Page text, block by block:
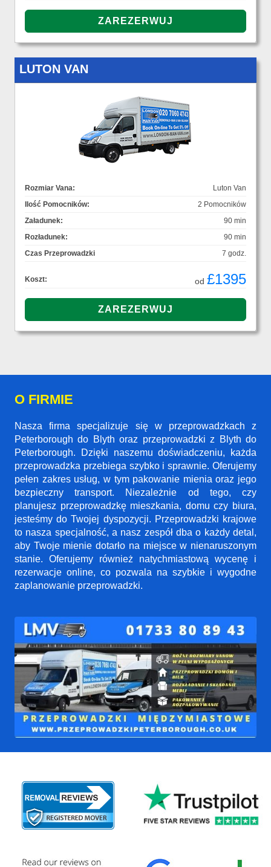
LUTON VAN
Rozmiar Vana:
Luton Van
Ilość Pomocników:
2 Pomocników
Załadunek:
90 min
Rozładunek:
90 min
Czas Przeprowadzki
7 godz.
Koszt: od £1395
O FIRMIE
Nasza firma specjalizuje się w przeprowadzkach z
Peterborough do Blyth oraz przeprowadzki z Blyth do
Peterborough. Dzięki naszemu doświadczeniu, każda
przeprowadzka przebiega szybko i sprawnie. Oferujemy
pełen zakres usług, w tym pakowanie mienia oraz jego
bezpieczny transport. Niezależnie od tego, czy
planujesz przeprowadzkę mieszkania, domu czy biura,
jesteśmy do Twojej dyspozycji. Przeprowadzki krajowe
to nasza specjalność, a nasz zespół dba o każdy detal,
aby Twoje mienie dotarło na miejsce w nienaruszonym
stanie. Oferujemy również natychmiastową wycenę i
rezerwacje online, co pozwala na szybkie i wygodne
zaplanowanie przeprowadzki.